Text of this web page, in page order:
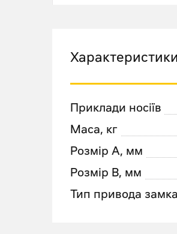
Характеристики
Приклади носіїв
Маса, кг
Розмір А, мм
Розмір В, мм
Тип привода замка